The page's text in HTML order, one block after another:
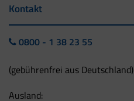
Kontakt
0800 - 1 38 23 55
(gebührenfrei aus Deutschland)
Ausland: